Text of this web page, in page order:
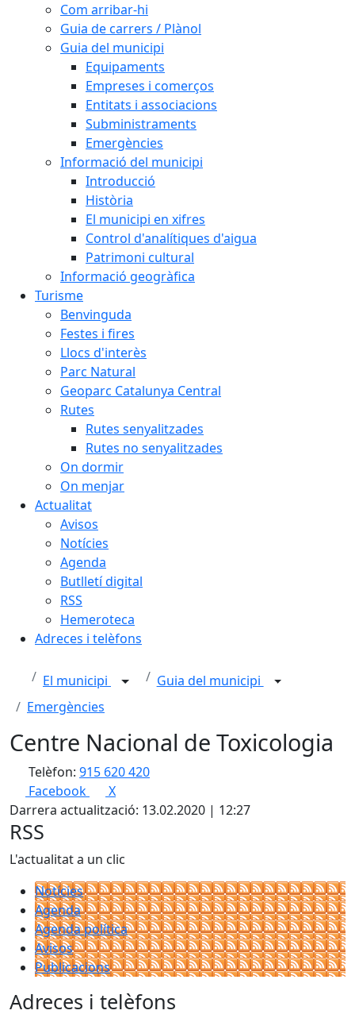
Com arribar-hi
Guia de carrers / Plànol
Guia del municipi
Equipaments
Empreses i comerços
Entitats i associacions
Subministraments
Emergències
Informació del municipi
Introducció
Història
El municipi en xifres
Control d'analítiques d'aigua
Patrimoni cultural
Informació geogràfica
Turisme
Benvinguda
Festes i fires
Llocs d'interès
Parc Natural
Geoparc Catalunya Central
Rutes
Rutes senyalitzades
Rutes no senyalitzades
On dormir
On menjar
Actualitat
Avisos
Notícies
Agenda
Butlletí digital
RSS
Hemeroteca
Adreces i telèfons
El municipi
Guia del municipi
Emergències
Centre Nacional de Toxicologia
Telèfon: 915 620 420
Facebook
X
Darrera actualització: 13.02.2020 | 12:27
RSS
L'actualitat a un clic
Notícies
Agenda
Agenda política
Avisos
Publicacions
Adreces i telèfons